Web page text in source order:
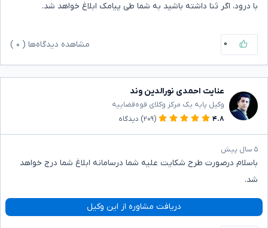
با درود، اگر ثنا داشته باشید به شما طی پیامک ابلاغ خواهد شد.
۰ مشاهده دیدگاه‌ها ( ۰
عنایت احمدی نورالدین وند
وکیل پایه یک مرکز وکلای قوه‌قضاییه
۴.۸
(۲۰۹) دیدگاه
۵ سال پیش
باسلام درصورت طرح شکایت علیه شما درسامانه ابلاغ شما درج خواهد
شد.
دریافت مشاوره از این وکیل